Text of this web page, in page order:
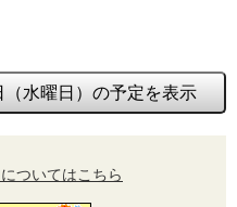
水曜日）の予定を表示
ついてはこちら